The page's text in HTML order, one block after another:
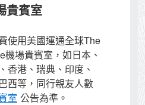
貴賓室
使用美國運通全球The
場貴賓室，如日本、
香港、瑞典、印度、
西等，同行親友人數
室 公告為準。